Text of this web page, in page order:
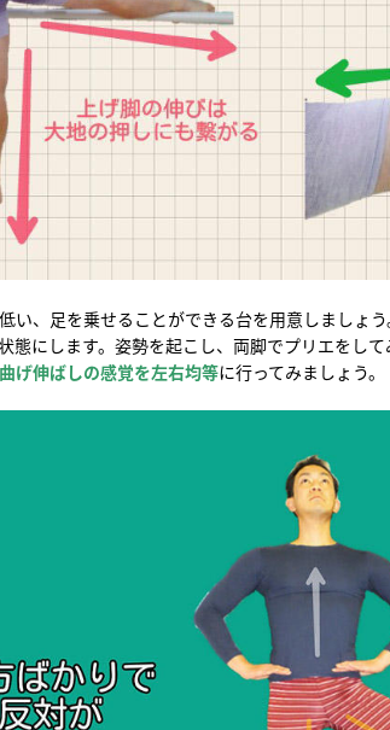
い、足を乗せることができる台を用意しましょ
態にします。姿勢を起こし、両脚でプリエをし
曲げ伸ばしの感覚を左右均等に行ってみましょう。